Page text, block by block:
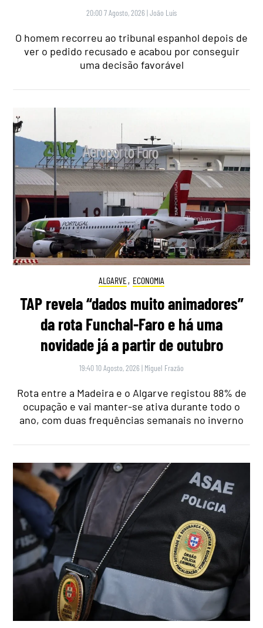
20:00 7 Agosto, 2026 |João Luís
O homem recorreu ao tribunal espanhol depois de
ver o pedido recusado e acabou por conseguir
uma decisão favorável
ALGARVE, ECONOMIA
TAP revela “dados muito animadores”
da rota Funchal-Faro e há uma
novidade já a partir de outubro
19:40 10 Agosto, 2026 | Miguel Frazão
Rota entre a Madeira e o Algarve registou 88% de
ocupação e vai manter-se ativa durante todo o
ano, com duas frequências semanais no inverno